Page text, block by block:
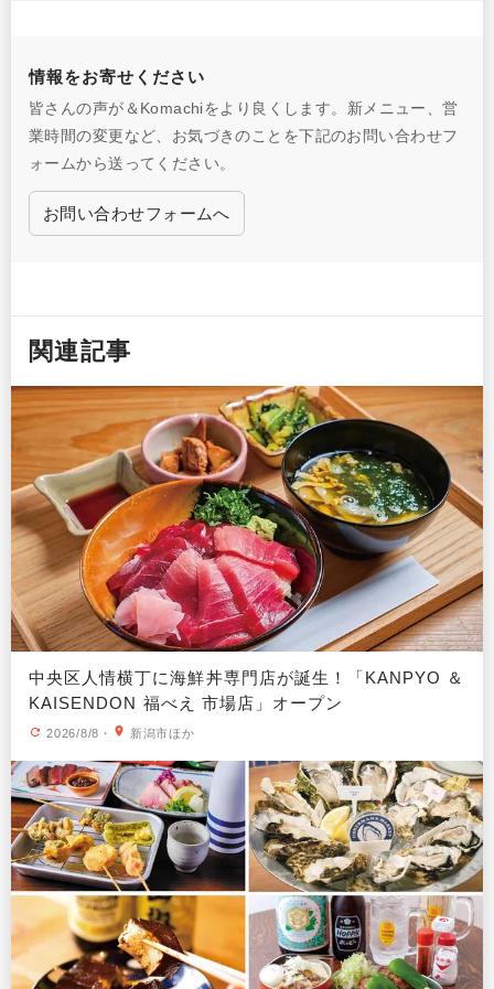
情報をお寄せください
皆さんの声が＆Komachiをより良くします。新メニュー、営
業時間の変更など、お気づきのことを下記のお問い合わせフ
ォームから送ってください。
お問い合わせフォームへ
関連記事
中央区人情横丁に海鮮丼専門店が誕生！「KANPYO ＆
KAISENDON 福べえ 市場店」オープン
2026/8/8 ・ 新潟市ほか